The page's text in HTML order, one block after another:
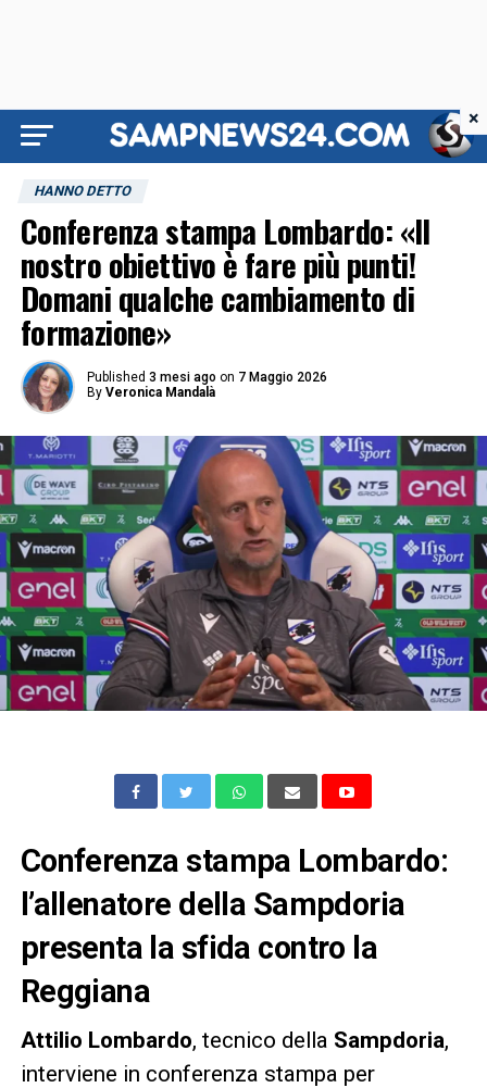
HANNO DETTO
Conferenza stampa Lombardo: «Il
nostro obiettivo è fare più punti!
Domani qualche cambiamento di
formazione»
Published 3 mesi ago on 7 Maggio 2026
By Veronica Mandalà
Conferenza stampa Lombardo:
l’allenatore della Sampdoria
presenta la sfida contro la
Reggiana
Attilio Lombardo, tecnico della Sampdoria,
interviene in conferenza stampa per
×